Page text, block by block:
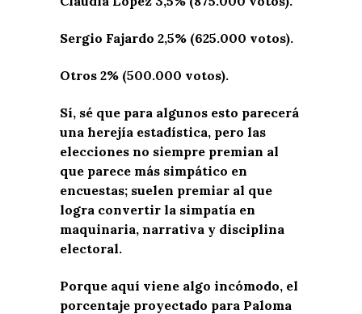
Sergio Fajardo 2,5% (625.000 votos).
Otros 2% (500.000 votos).
Sí, sé que para algunos esto parecerá
una herejía estadística, pero las
elecciones no siempre premian al
que parece más simpático en
encuestas; suelen premiar al que
logra convertir la simpatía en
maquinaria, narrativa y disciplina
electoral.
Porque aquí viene algo incómodo, el
porcentaje proyectado para Paloma